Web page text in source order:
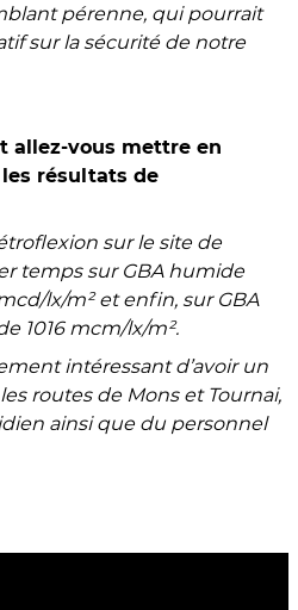
pérenne, qui pourrait
sur la sécurité de notre
allez-vous mettre en
résultats de
sur le site de
temps sur GBA humide
lx/m² et enfin, sur GBA
1016 mcm/lx/m².
intéressant d’avoir un
routes de Mons et Tournai,
ainsi que du personnel